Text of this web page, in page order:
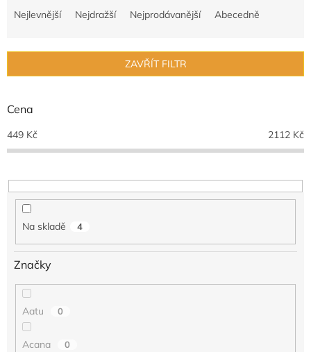
í
r
d
u
t
ů
Nejlevnější Nejdražší Nejprodávanější Abecedně
ZAVŘÍT FILTR
Cena
449 Kč 2112 Kč
Na skladě 4
Značky
Aatu 0
Acana 0